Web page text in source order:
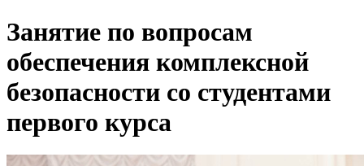
Занятие по вопросам
обеспечения комплексной
безопасности со студентами
первого курса